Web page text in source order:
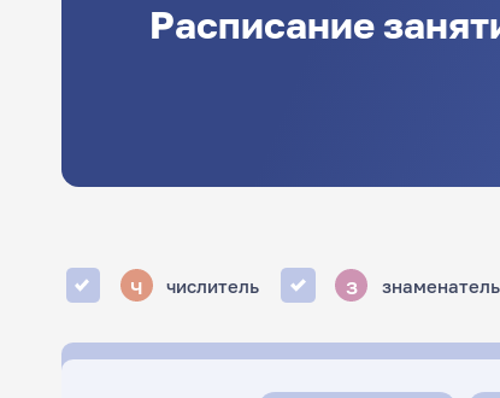
Расписание
ч числитель з знаменатель